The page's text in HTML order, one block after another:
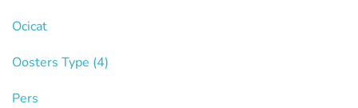
Ocicat
Oosters Type (4)
Pers